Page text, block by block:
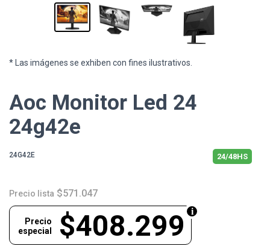
* Las imágenes se exhiben con fines ilustrativos.
Aoc Monitor Led 24
24g42e
24G42E 24/48HS
Precio lista $571.047
$408.299
Precio
especial